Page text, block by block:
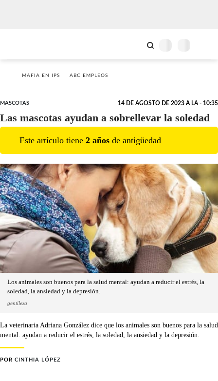
MAFIA EN IPS ABC EMPLEOS
MASCOTAS 14 DE AGOSTO DE 2023 A LA - 10:35
Las mascotas ayudan a sobrellevar la soledad
Este artículo tiene 2 años de antigüedad
Los animales son buenos para la salud mental: ayudan a reducir el estrés, la
soledad, la ansiedad y la depresión.
gentileza
La veterinaria Adriana González dice que los animales son buenos para la salud
mental: ayudan a reducir el estrés, la soledad, la ansiedad y la depresión.
POR CINTHIA LÓPEZ